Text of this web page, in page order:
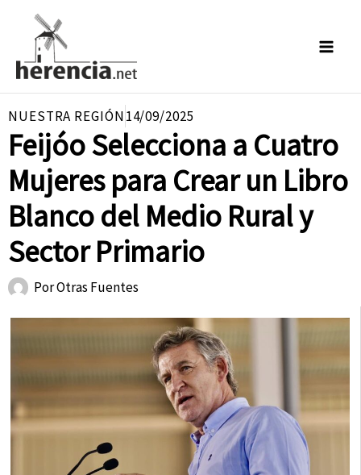
contenido
NUESTRA REGIÓN14/09/2025
Feijóo Selecciona a Cuatro
Mujeres para Crear un Libro
Blanco del Medio Rural y
Sector Primario
PorOtras Fuentes